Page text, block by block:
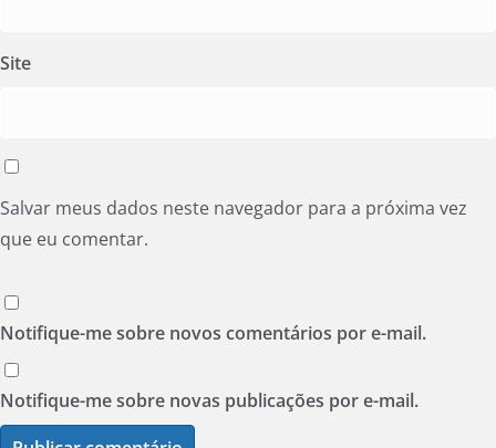
Site
Salvar meus dados neste navegador para a próxima vez
que eu comentar.
Notifique-me sobre novos comentários por e-mail.
Notifique-me sobre novas publicações por e-mail.